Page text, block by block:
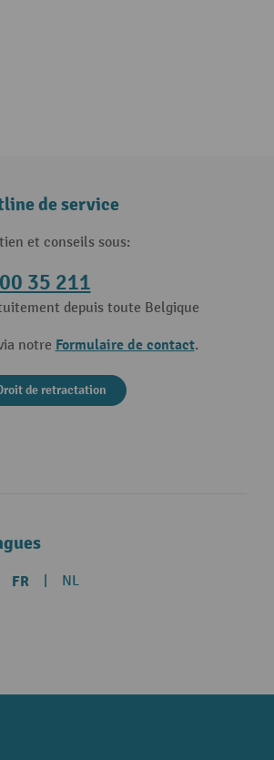
de service
et conseils sous:
35 211
depuis toute Belgique
notre Formulaire de contact.
de retractation
FR NL